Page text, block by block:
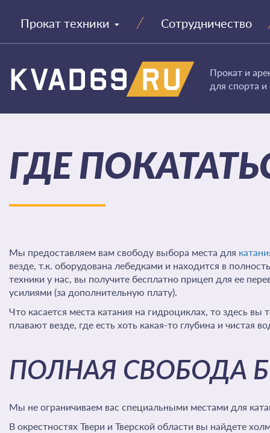
Прокат техники Сотрудничество
Прокат и
для спорта и
ГДЕ
Мы предоставляем вам свободу выбора места для
везде, т.к. оборудована лебедками и находится в
техники у нас, вы получите бесплатно прицеп для ее
усилиями (за дополнительную плату).
Что касается места катания на гидроциклах, то здесь
плавают везде, где есть хоть какая-то глубина и чистая
ПОЛНАЯ СВОБОДА
Мы не ограничиваем вас специальными местами для
В окрестностях Твери и Тверской области вы найдете